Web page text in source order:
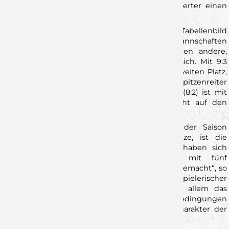
besitzt, verspricht das Duell Zweiter gegen Vierter einen
Die Saison ist noch jung – und das Tabellenbild
entsprechend verzerrt: Während einige Mannschaften
bereits sieben Partien absolviert haben, haben andere,
darunter die Wölfe, erst sechs Spiele hinter sich. Mit 9:3
Punkten rangiert Würzburg aktuell auf dem zweiten Platz,
weist aber weniger Minuspunkte auf als Spitzenreiter
Rhein-Neckar Löwen II (10:4). Auch Pfullingen (8:2) ist mit
sogar nur fünf gespielten Begegnungen dicht auf den
Was Heiko Karrer in dieser frühen Phase der Saison
allerdings mehr interessiert als Tabellenplätze, ist die
Entwicklung seiner Mannschaft. „Die Jungs haben sich
durch ein schwieriges Auftaktprogramm mit fünf
Auswärtsspielen gekämpft und das ordentlich gemacht“, so
der Cheftrainer. Auch wenn dabei nicht immer spielerischer
Glanz versprüht wurde, zählt für Karrer vor allem das
Ergebnis: „Dass wir auch unter schwierigen Bedingungen
erfolgreich geblieben sind, spricht für den Charakter der